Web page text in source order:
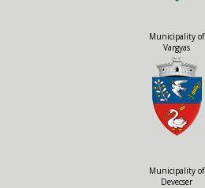
Municipality of
Vargyas
Municipality of
Devecser